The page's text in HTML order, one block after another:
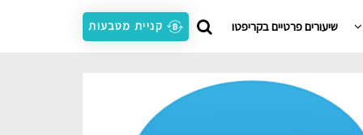
שיעורים פרטיים בקריפטו קניית מטבעות